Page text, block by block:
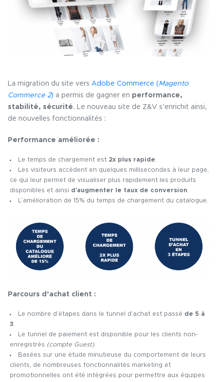
La migration du site vers Adobe Commerce (Magento
Commerce 2) a permis de gagner en performance,
stabilité, sécurité. Le nouveau site de Z&V s’enrichit ainsi,
de nouvelles fonctionnalités :
Performance améliorée :
Le temps de chargement est 2x plus rapide.
Les visiteurs accèdent en quelques millisecondes à leur page,
ce qui leur permet de visualiser plus rapidement les produits
disponibles et ainsi d’augmenter le taux de conversion.
L’amélioration de 15% du temps de chargement du catalogue.
Parcours d’achat client :
Le nombre d’étapes dans le tunnel d’achat est passé de 5 à
3.
Le tunnel de paiement est disponible pour les clients non-
enregistrés (compte Guest).
Basées sur une étude minutieuse du comportement de leurs
clients, de nombreuses fonctionnalités marketing et
promotionnelles ont été intégrées pour permettre aux équipes